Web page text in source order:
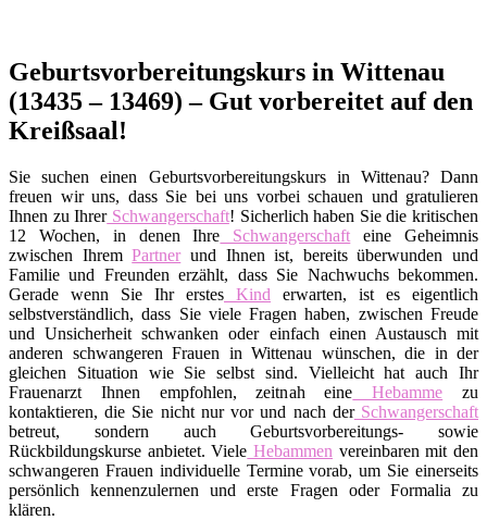
Geburtsvorbereitungskurs in Wittenau
(13435 – 13469) – Gut vorbereitet auf den
Kreißsaal!
Sie suchen einen Geburtsvorbereitungskurs in Wittenau? Dann
freuen wir uns, dass Sie bei uns vorbei schauen und gratulieren
Ihnen zu IhrerSchwangerschaft! Sicherlich haben Sie die kritischen
12 Wochen, in denen Ihre Schwangerschaft eine Geheimnis
zwischen IhremPartnerund Ihnen ist, bereits überwunden und
Familie und Freunden erzählt, dass Sie Nachwuchs bekommen.
Gerade wenn Sie Ihr erstes Kind erwarten, ist es eigentlich
selbstverständlich, dass Sie viele Fragen haben, zwischen Freude
und Unsicherheit schwanken oder einfach einen Austausch mit
anderen schwangeren Frauen in Wittenau wünschen, die in der
gleichen Situation wie Sie selbst sind. Vielleicht hat auch Ihr
Frauenarzt Ihnen empfohlen, zeitnah eine Hebamme zu
kontaktieren, die Sie nicht nur vor und nach derSchwangerschaft
betreut, sondern auch Geburtsvorbereitungs- sowie
Rückbildungskurse anbietet. Viele Hebammen vereinbaren mit den
schwangeren Frauen individuelle Termine vorab, um Sie einerseits
persönlich kennenzulernen und erste Fragen oder Formalia zu
klären.